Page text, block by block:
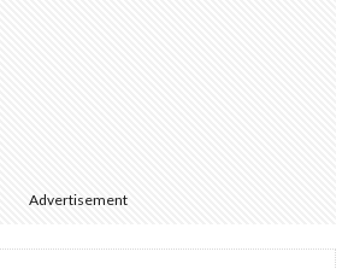
Advertisement